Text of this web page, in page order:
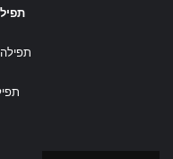
מאחלים
שנה שמח,
מייחלים